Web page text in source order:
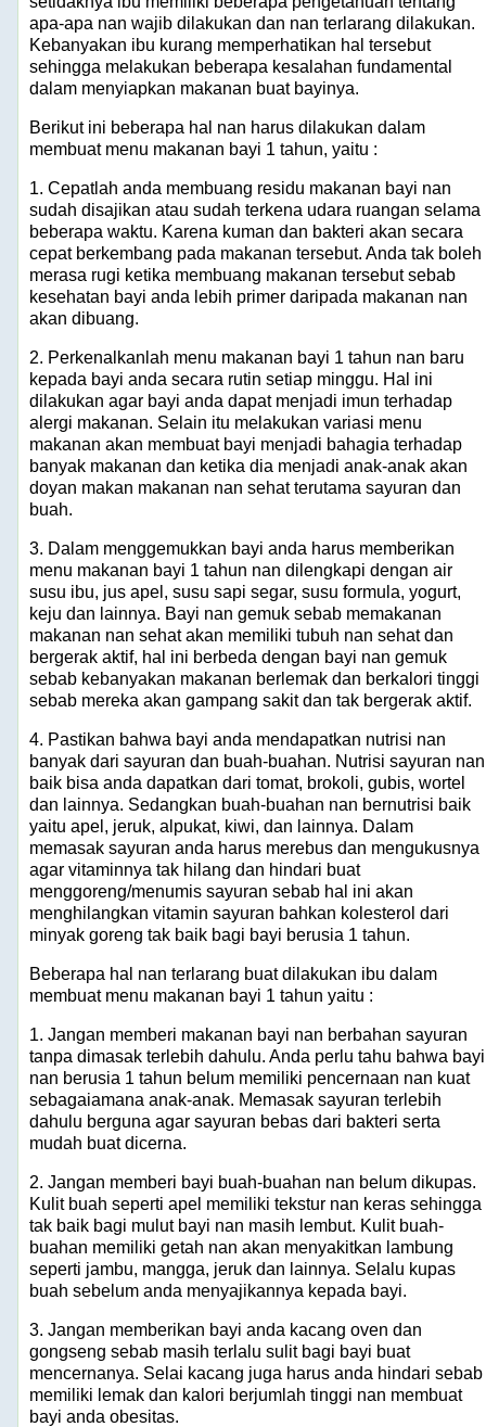
apa-apa nan wajib dilakukan dan nan terlarang dilakukan.
Kebanyakan ibu kurang memperhatikan hal tersebut
sehingga melakukan beberapa kesalahan fundamental
dalam menyiapkan makanan buat bayinya.
Berikut ini beberapa hal nan harus dilakukan dalam
membuat menu makanan bayi 1 tahun, yaitu :
1. Cepatlah anda membuang residu makanan bayi nan
sudah disajikan atau sudah terkena udara ruangan selama
beberapa waktu. Karena kuman dan bakteri akan secara
cepat berkembang pada makanan tersebut. Anda tak boleh
merasa rugi ketika membuang makanan tersebut sebab
kesehatan bayi anda lebih primer daripada makanan nan
akan dibuang.
2. Perkenalkanlah menu makanan bayi 1 tahun nan baru
kepada bayi anda secara rutin setiap minggu. Hal ini
dilakukan agar bayi anda dapat menjadi imun terhadap
alergi makanan. Selain itu melakukan variasi menu
makanan akan membuat bayi menjadi bahagia terhadap
banyak makanan dan ketika dia menjadi anak-anak akan
doyan makan makanan nan sehat terutama sayuran dan
buah.
3. Dalam menggemukkan bayi anda harus memberikan
menu makanan bayi 1 tahun nan dilengkapi dengan air
susu ibu, jus apel, susu sapi segar, susu formula, yogurt,
keju dan lainnya. Bayi nan gemuk sebab memakanan
makanan nan sehat akan memiliki tubuh nan sehat dan
bergerak aktif, hal ini berbeda dengan bayi nan gemuk
sebab kebanyakan makanan berlemak dan berkalori tinggi
sebab mereka akan gampang sakit dan tak bergerak aktif.
4. Pastikan bahwa bayi anda mendapatkan nutrisi nan
banyak dari sayuran dan buah-buahan. Nutrisi sayuran nan
baik bisa anda dapatkan dari tomat, brokoli, gubis, wortel
dan lainnya. Sedangkan buah-buahan nan bernutrisi baik
yaitu apel, jeruk, alpukat, kiwi, dan lainnya. Dalam
memasak sayuran anda harus merebus dan mengukusnya
agar vitaminnya tak hilang dan hindari buat
menggoreng/menumis sayuran sebab hal ini akan
menghilangkan vitamin sayuran bahkan kolesterol dari
minyak goreng tak baik bagi bayi berusia 1 tahun.
Beberapa hal nan terlarang buat dilakukan ibu dalam
membuat menu makanan bayi 1 tahun yaitu :
1. Jangan memberi makanan bayi nan berbahan sayuran
tanpa dimasak terlebih dahulu. Anda perlu tahu bahwa bayi
nan berusia 1 tahun belum memiliki pencernaan nan kuat
sebagaiamana anak-anak. Memasak sayuran terlebih
dahulu berguna agar sayuran bebas dari bakteri serta
mudah buat dicerna.
2. Jangan memberi bayi buah-buahan nan belum dikupas.
Kulit buah seperti apel memiliki tekstur nan keras sehingga
tak baik bagi mulut bayi nan masih lembut. Kulit buah-
buahan memiliki getah nan akan menyakitkan lambung
seperti jambu, mangga, jeruk dan lainnya. Selalu kupas
buah sebelum anda menyajikannya kepada bayi.
3. Jangan memberikan bayi anda kacang oven dan
gongseng sebab masih terlalu sulit bagi bayi buat
mencernanya. Selai kacang juga harus anda hindari sebab
memiliki lemak dan kalori berjumlah tinggi nan membuat
bayi anda obesitas.